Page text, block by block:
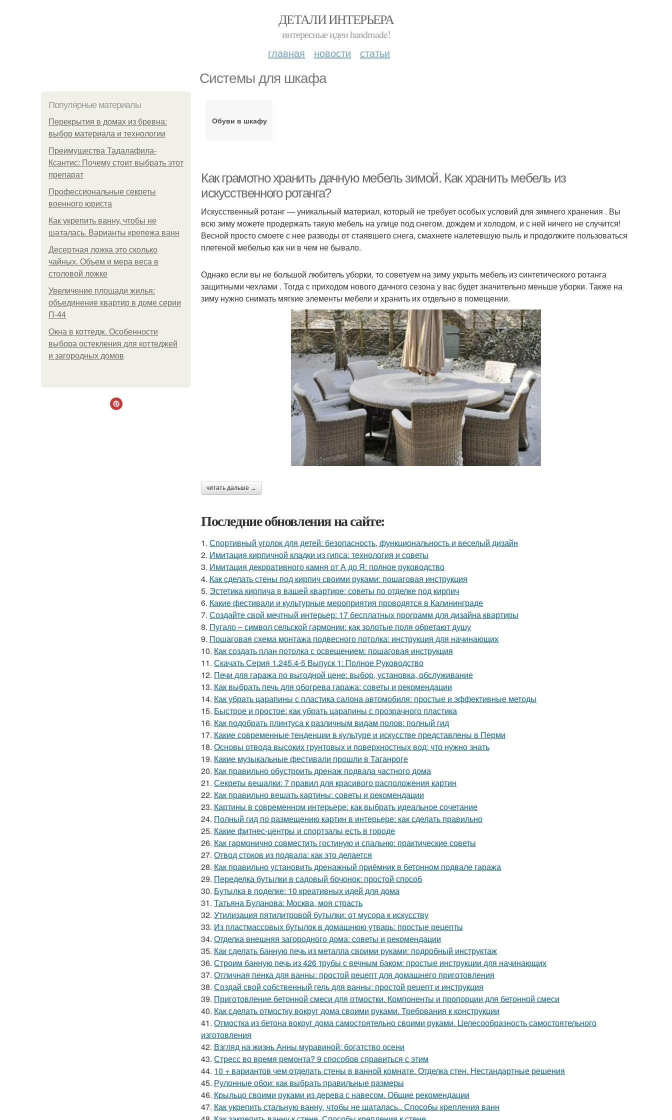
ДЕТАЛИ ИНТЕРЬЕРА
интересные идеи handmade!
главная новости статьи
Системы для шкафа
Популярные материалы
Перекрытия в домах из бревна:
выбор материала и технологии
Преимущества Тадалафила-
Ксантис: Почему стоит выбрать этот
препарат
Профессиональные секреты
военного юриста
Как укрепить ванну, чтобы не
шаталась. Варианты крепежа ванн
Десертная ложка это сколько
чайных. Объем и мера веса в
столовой ложке
Увеличение площади жилья:
объединение квартир в доме серии
П-44
Окна в коттедж. Особенности
выбора остекления для коттеджей
и загородных домов
Обуви в шкафу
Как грамотно хранить дачную мебель зимой. Как хранить мебель из
искусственного ротанга?
Искусственный ротанг — уникальный материал, который не требует особых условий для зимнего хранения . Вы
всю зиму можете продержать такую мебель на улице под снегом, дождем и холодом, и с ней ничего не случится!
Весной просто смоете с нее разводы от стаявшего снега, смахнете налетевшую пыль и продолжите пользоваться
плетеной мебелью как ни в чем не бывало.
Однако если вы не большой любитель уборки, то советуем на зиму укрыть мебель из синтетического ротанга
защитными чехлами . Тогда с приходом нового дачного сезона у вас будет значительно меньше уборки. Также на
зиму нужно снимать мягкие элементы мебели и хранить их отдельно в помещении.
читать дальше →
Последние обновления на сайте:
1. Спортивный уголок для детей: безопасность, функциональность и веселый дизайн
2. Имитация кирпичной кладки из гипса: технология и советы
3. Имитация декоративного камня от А до Я: полное руководство
4. Как сделать стены под кирпич своими руками: пошаговая инструкция
5. Эстетика кирпича в вашей квартире: советы по отделке под кирпич
6. Какие фестивали и культурные мероприятия проводятся в Калининграде
7. Создайте свой мечтный интерьер: 17 бесплатных программ для дизайна квартиры
8. Пугало – символ сельской гармонии: как золотые поля обретают душу
9. Пошаговая схема монтажа подвесного потолка: инструкция для начинающих
10. Как создать план потолка с освещением: пошаговая инструкция
11. Скачать Серия 1.245.4-5 Выпуск 1: Полное Руководство
12. Печи для гаража по выгодной цене: выбор, установка, обслуживание
13. Как выбрать печь для обогрева гаража: советы и рекомендации
14. Как убрать царапины с пластика салона автомобиля: простые и эффективные методы
15. Быстрое и простое: как убрать царапины с прозрачного пластика
16. Как подобрать плинтуса к различным видам полов: полный гид
17. Какие современные тенденции в культуре и искусстве представлены в Перми
18. Основы отвода высоких грунтовых и поверхностных вод: что нужно знать
19. Какие музыкальные фестивали прошли в Таганроге
20. Как правильно обустроить дренаж подвала частного дома
21. Секреты вешалки: 7 правил для красивого расположения картин
22. Как правильно вешать картины: советы и рекомендации
23. Картины в современном интерьере: как выбрать идеальное сочетание
24. Полный гид по размещению картин в интерьере: как сделать правильно
25. Какие фитнес-центры и спортзалы есть в городе
26. Как гармонично совместить гостиную и спальню: практические советы
27. Отвод стоков из подвала: как это делается
28. Как правильно установить дренажный приёмник в бетонном подвале гаража
29. Переделка бутылки в садовый бочонок: простой способ
30. Бутылка в поделке: 10 креативных идей для дома
31. Татьяна Буланова: Москва, моя страсть
32. Утилизация пятилитровой бутылки: от мусора к искусству
33. Из пластмассовых бутылок в домашнюю утварь: простые рецепты
34. Отделка внешняя загородного дома: советы и рекомендации
35. Как сделать банную печь из металла своими руками: подробный инструктаж
36. Строим банную печь из 426 трубы с вечным баком: простые инструкции для начинающих
37. Отличная пенка для ванны: простой рецепт для домашнего приготовления
38. Создай свой собственный гель для ванны: простой рецепт и инструкция
39. Приготовление бетонной смеси для отмостки. Компоненты и пропорции для бетонной смеси
40. Как сделать отмостку вокруг дома своими руками. Требования к конструкции
41. Отмостка из бетона вокруг дома самостоятельно своими руками. Целесообразность самостоятельного
изготовления
42. Взгляд на жизнь Анны муравиной: богатство осени
43. Стресс во время ремонта? 9 способов справиться с этим
44. 10 + вариантов чем отделать стены в ванной комнате. Отделка стен. Нестандартные решения
45. Рулонные обои: как выбрать правильные размеры
46. Крыльцо своими руками из дерева с навесом. Общие рекомендации
47. Как укрепить стальную ванну, чтобы не шаталась.. Способы крепления ванн